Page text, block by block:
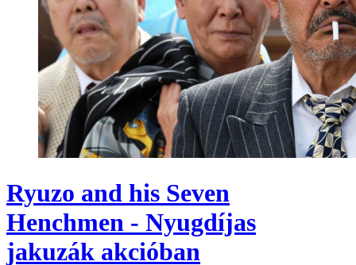
Ryuzo and his Seven
Henchmen - Nyugdíjas
jakuzák akcióban